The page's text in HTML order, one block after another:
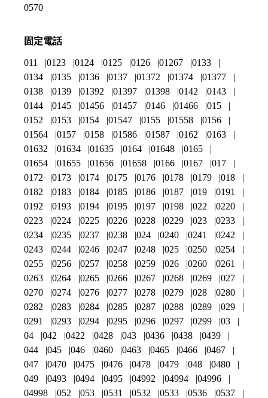
0570
固定電話
011 0123 0124 0125 0126 01267
0133
0134
0135 0136 0137 01372 01374
01377
0138
0139 01392 01397 01398 0142
0143
0144
0145 01456 01457 0146 01466
015
0152
0153 0154 01547 0155 01558
0156
01564
0157 0158 01586 01587 0162
0163
01632
01634 01635 0164 01648
0165
01654
01655 01656 01658 0166 0167
017
0172
0173 0174 0175 0176 0178 0179
018
0182
0183 0184 0185 0186 0187 019
0191
0192
0193 0194 0195 0197 0198 022
0220
0223
0224 0225 0226 0228 0229 023
0233
0234
0235 0237 0238 024 0240 0241
0242
0243
0244 0246 0247 0248 025 0250
0254
0255
0256 0257 0258 0259 026 0260
0261
0263
0264 0265 0266 0267 0268 0269
027
0270
0274 0276 0277 0278 0279 028
0280
0282
0283 0284 0285 0287 0288 0289
029
0291
0293 0294 0295 0296 0297 0299
03
04
042 0422 0428 043 0436 0438
0439
044
045 046 0460 0463 0465 0466
0467
047
0470 0475 0476 0478 0479 048
0480
049
0493 0494 0495 04992 04994
04996
04998
052 053 0531 0532 0533 0536 0537